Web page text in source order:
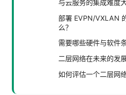
与云服务的集成难度
部署 EVPN/VXLAN
么？
需要哪些硬件与软件
二层网络在未来的发
如何评估一个二层网